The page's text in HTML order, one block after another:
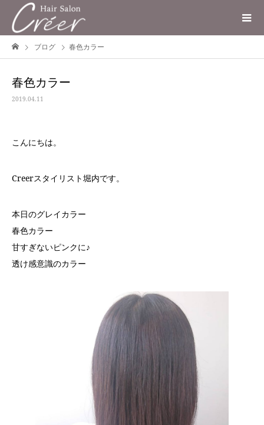
ブログ 春色カラー
春色カラー
2019.04.11
こんにちは。
Creerスタイリスト堀内です。
本日のグレイカラー
春色カラー
甘すぎないピンクに♪
透け感意識のカラー